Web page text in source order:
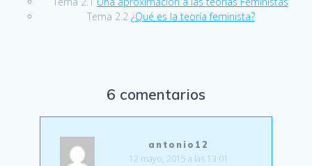
Tema 2.2 ¿Qué es la teoría feminista?
6 comentarios
antonio12
12 mayo, 2015 a las 13:01